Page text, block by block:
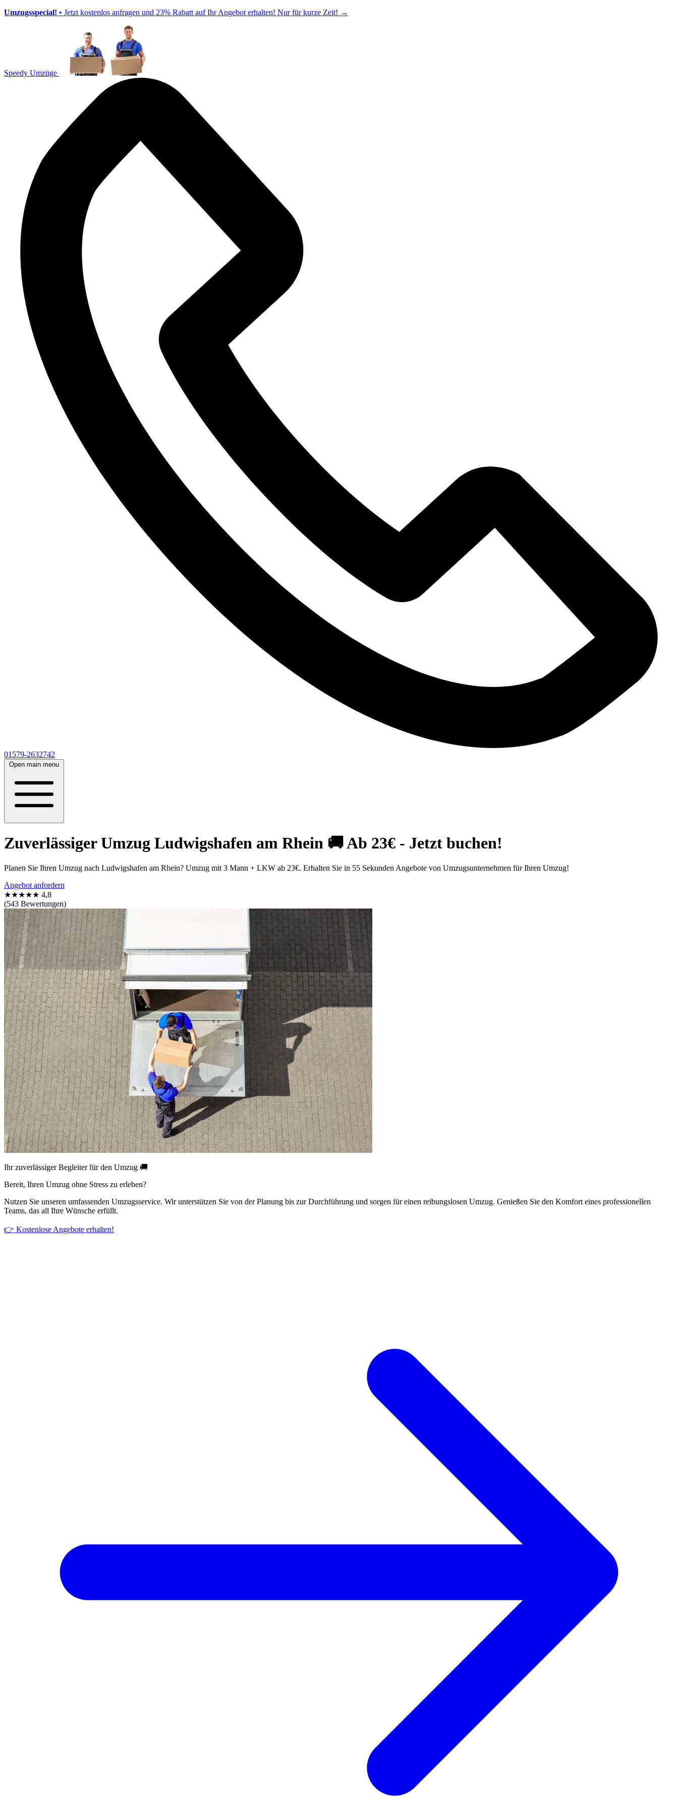
Umzugsspecial! • Jetzt kostenlos anfragen und 23% Rabatt auf Ihr Angebot erhalten! Nur für kurze Zeit! →
Speedy Umzüge
01579-2632742
Open main menu
Zuverlässiger Umzug Ludwigshafen am Rhein 🚚 Ab 23€ - Jetzt buchen!
Planen Sie Ihren Umzug nach Ludwigshafen am Rhein? Umzug mit 3 Mann + LKW ab 23€. Erhalten Sie in 55 Sekunden Angebote von Umzugsunternehmen für Ihren Umzug!
Angebot anfordern
★★★★★ 4,8
(543 Bewertungen)
Ihr zuverlässiger Begleiter für den Umzug 🚚
Bereit, Ihren Umzug ohne Stress zu erleben?
Nutzen Sie unseren umfassenden Umzugsservice. Wir unterstützen Sie von der Planung bis zur Durchführung und sorgen für einen reibungslosen Umzug. Genießen Sie den Komfort eines professionellen
Teams, das all Ihre Wünsche erfüllt.
👉 Kostenlose Angebote erhalten!